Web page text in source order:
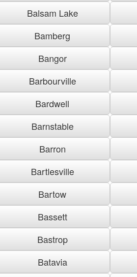
Balsam Lake
Bamberg
Bangor
Barbourville
Bardwell
Barnstable
Barron
Bartlesville
Bartow
Bassett
Bastrop
Batavia